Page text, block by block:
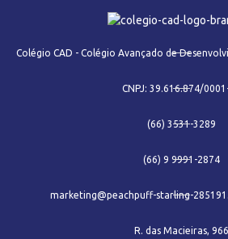
Colégio CAD - Colégio Avançado de
CNPJ: 39.616.874/
(66) 3531-3289
(66) 9 9991-2874
marketing@peachpuff-starling-
R. das Macieiras, 966